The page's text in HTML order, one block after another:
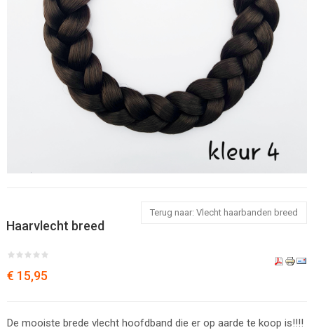
Terug naar: Vlecht haarbanden breed
Haarvlecht breed
€ 15,95
De mooiste brede vlecht hoofdband die er op aarde te koop is!!!!